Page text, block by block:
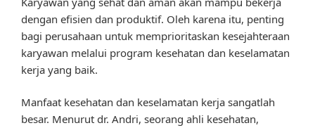
dengan efisien dan produktif. Oleh karena itu, penting
bagi perusahaan untuk memprioritaskan kesejahteraan
karyawan melalui program kesehatan dan keselamatan
kerja yang baik.
Manfaat kesehatan dan keselamatan kerja sangatlah
besar. Menurut dr. Andri, seorang ahli kesehatan,